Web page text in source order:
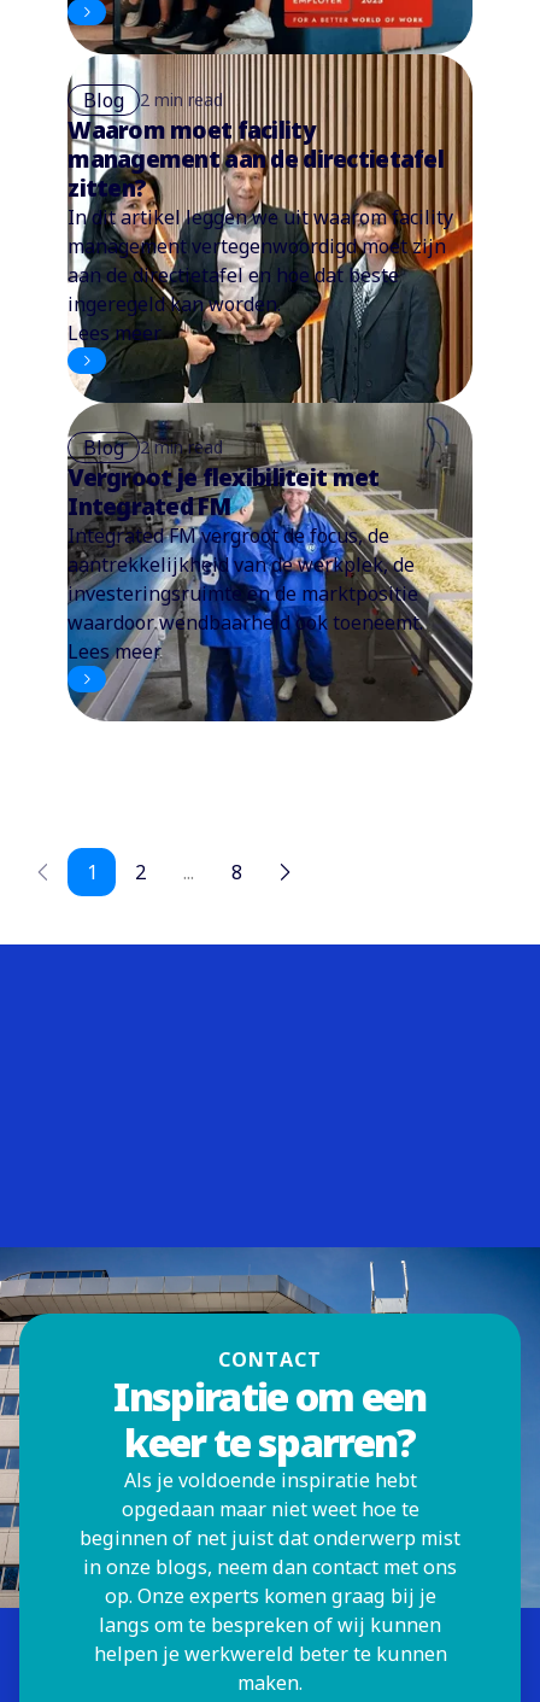
Blog 2 min read
Waarom moet facility
management aan de directietafel
zitten?
In dit artikel leggen we uit waarom facility
management vertegenwoordigd moet zijn
aan de directietafel en hoe dat beste
ingeregeld kan worden.
Lees meer
Blog 2 min read
Vergroot je flexibiliteit met
Integrated FM
Integrated FM vergroot de focus, de
aantrekkelijkheid van de werkplek, de
investeringsruimte en de marktpositie
waardoor wendbaarheid ook toeneemt.
Lees meer
1 2 ... 8
CONTACT
Inspiratie om een
keer te sparren?
Als je voldoende inspiratie hebt
opgedaan maar niet weet hoe te
beginnen of net juist dat onderwerp mist
in onze blogs, neem dan contact met ons
op. Onze experts komen graag bij je
langs om te bespreken of wij kunnen
helpen je werkwereld beter te kunnen
maken.